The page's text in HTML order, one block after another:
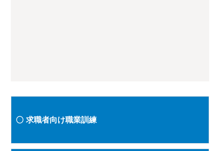
求職者向け職業訓練